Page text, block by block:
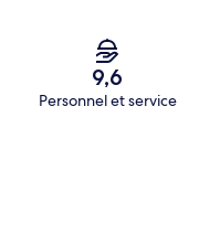
9,6
Personnel et service